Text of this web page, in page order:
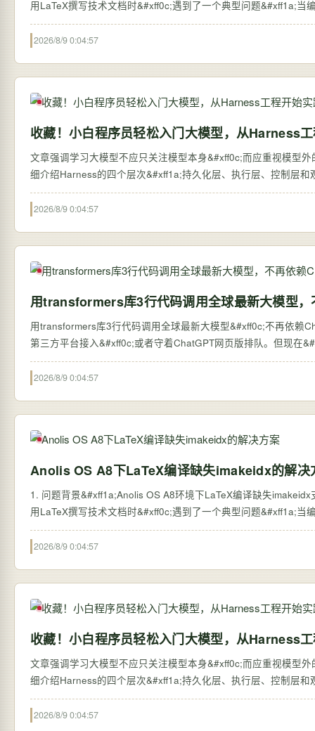
用LaTeX撰写技术文档时&#xff0c;遇到了一个典型问题&#xff1a;
2026/8/9 0:04:57
收藏！小白程序员轻松入门大模型，从Harness
文章强调学习大模型不应只关注模型本身&#xff0c;而应重视模型
细介绍Harness的四个层次&#xff1a;持久化层、执行层、控制层
2026/8/9 0:04:57
用transformers库3行代码调用全球最新大模型
用transformers库3行代码调用全球最新大模型&#xff0c;不再依赖ChatGPT网页版 过去&#xff0c;想体验全球最新的大语
第三方平台接入&#xff0c;或者守着ChatGPT网页版排队。但现在
2026/8/9 0:04:57
Anolis OS A8下LaTeX编译缺失imakeidx的解决
1. 问题背景&#xff1a;Anolis OS A8环境下LaTeX编译缺失
用LaTeX撰写技术文档时&#xff0c;遇到了一个典型问题&#xff1a;
2026/8/9 0:04:57
收藏！小白程序员轻松入门大模型，从Harness
文章强调学习大模型不应只关注模型本身&#xff0c;而应重视模型
细介绍Harness的四个层次&#xff1a;持久化层、执行层、控制层
2026/8/9 0:04:57